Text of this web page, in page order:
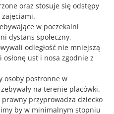
oraz stosuje się odstępy
w poczekalni
dystans społeczny,
odległość nie mniejszą
ust i nosa zgodnie z
osoby postronne w
na terenie placówki.
przyprowadza dziecko
by w minimalnym stopniu